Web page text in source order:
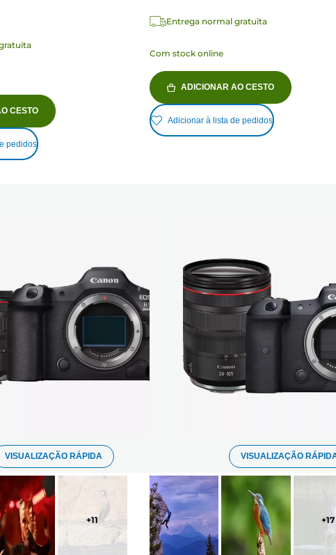
CESTO
pedidos
Entrega normal gratuita
Com stock online
ADICIONAR AO CESTO
Adicionar à lista de pedidos
VISUALIZAÇÃO RÁPIDA
+11
VISUALIZAÇÃO
+17